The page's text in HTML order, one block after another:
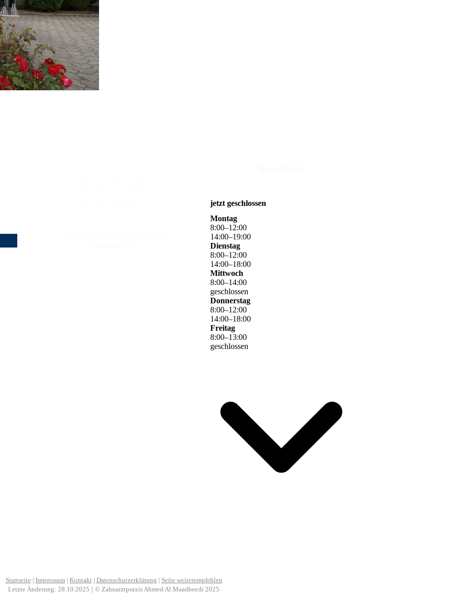
jetzt geschlossen
Montag
8:00–12:00
14:00–19:00
Dienstag
8:00–12:00
14:00–18:00
Mittwoch
8:00–14:00
geschlossen
Donnerstag
8:00–12:00
14:00–18:00
Freitag
8:00–13:00
geschlossen
Startseite| Impressum| Kontakt| Datenschutzerklärung | Seite weiterempfehlen
Letzte Änderung: 28.10.2025
© Zahnarztpraxis Ahmed Al Maadheedi 2025